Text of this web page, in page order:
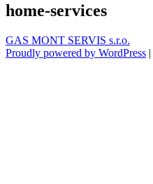
home-services
GAS MONT SERVIS s.r.o.
Proudly powered by WordPress |